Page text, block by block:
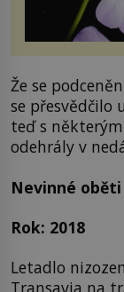
Že se
se přesvědčilo
teď s
odehrály v
Nevinné oběti
Rok: 2018
Letadlo